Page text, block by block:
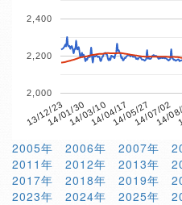
13/12/2314/01/3014/03/1014/04/1714/05/2714/07/02
14/
2,000
2,200
2,400
2005年 2006年 2007年
2011年
2012年 2013年
2017年
2018年 2019年
2023年
2024年 2025年